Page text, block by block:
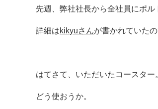
先週、弊社社長から全社員にポル
詳細はkikyuさんが書かれていた
はてさて、いただいたコースター
どう使おうか。